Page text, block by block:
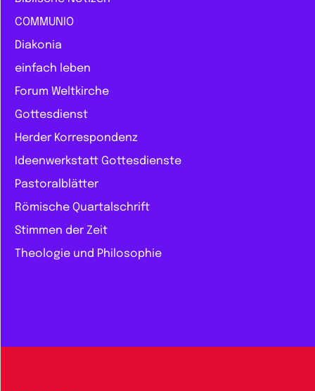
COMMUNIO
Diakonia
einfach leben
Forum Weltkirche
Gottesdienst
Herder Korrespondenz
Ideenwerkstatt Gottesdienste
Pastoralblätter
Römische Quartalschrift
Stimmen der Zeit
Theologie und Philosophie